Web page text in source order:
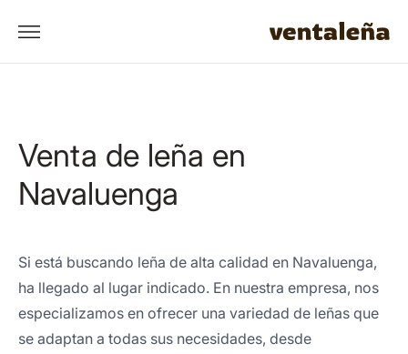
Venta de leña en
Navaluenga
Si está buscando leña de alta calidad en Navaluenga,
ha llegado al lugar indicado. En nuestra empresa, nos
especializamos en ofrecer una variedad de leñas que
se adaptan a todas sus necesidades, desde